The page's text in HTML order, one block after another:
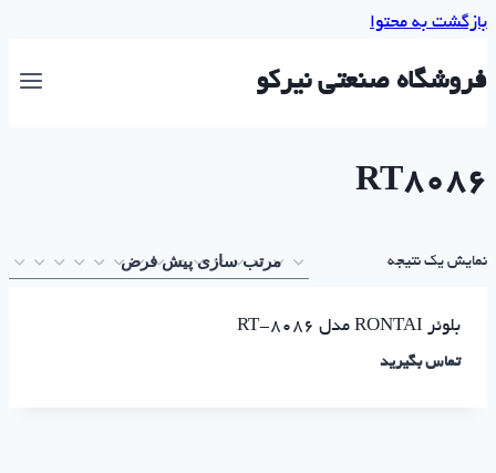
بازگشت به محتوا
فروشگاه صنعتی نیرکو
RT8086
نمایش یک نتیجه
بلوئر RONTAI مدل RT-8086
تماس بگیرید